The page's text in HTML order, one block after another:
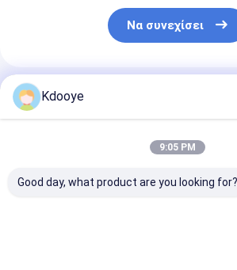
Να συνεχίσει
Συνιστώμενα Προϊόντα
Kdooye
9:05 PM
Good day, what product are you looking for?